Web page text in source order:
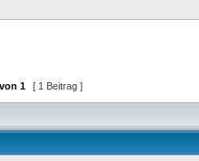
von 1 [ 1 Beitrag ]